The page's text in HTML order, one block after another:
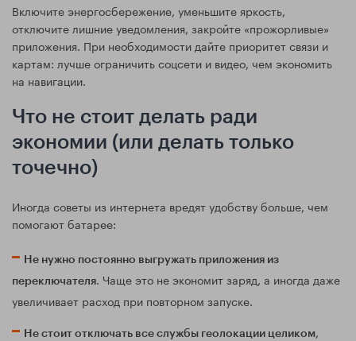
Включите энергосбережение, уменьшите яркость,
отключите лишние уведомления, закройте «прожорливые»
приложения. При необходимости дайте приоритет связи и
картам: лучше ограничить соцсети и видео, чем экономить
на навигации.
Что не стоит делать ради
экономии (или делать только
точечно)
Иногда советы из интернета вредят удобству больше, чем
помогают батарее:
Не нужно постоянно выгружать приложения из
переключателя. Чаще это не экономит заряд, а иногда даже
увеличивает расход при повторном запуске.
Не стоит отключать все службы геолокации целиком,